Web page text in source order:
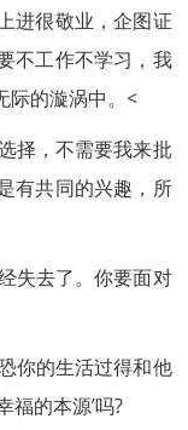
进很敬业，企图证
不工作不学习，我
际的漩涡中。<
，不需要我来批
有共同的兴趣，所
去了。你要面对
的生活过得和他
福的本源’吗?